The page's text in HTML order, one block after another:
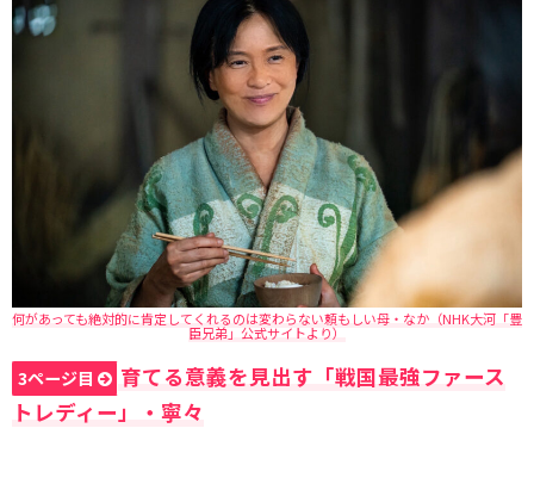
何があっても絶対的に肯定してくれるのは変わらない頼もしい母・なか（NHK大河「豊
臣兄弟」公式サイトより）
3ページ目
育てる意義を見出す「戦国最強ファース
トレディー」・寧々